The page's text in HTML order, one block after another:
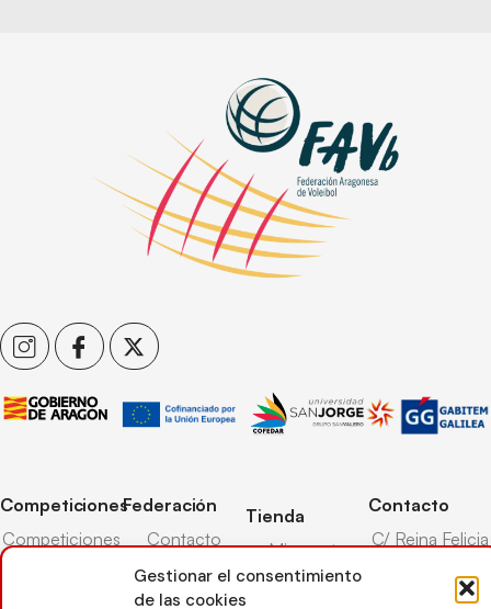
Gestionar el consentimiento
de las cookies
Competiciones
Competiciones
Federación
Contacto
Transparencia
Tienda
Mi cuenta
Carrito
Contacto
C/ Reina Felicia
50003,